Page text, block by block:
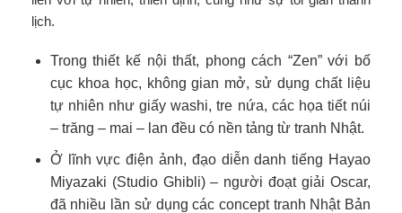
lịch.
Trong thiết kế nội thất, phong cách “Zen” với bố
cục khoa học, không gian mở, sử dụng chất liệu
tự nhiên như giấy washi, tre nứa, các họa tiết núi
– trăng – mai – lan đều có nền tảng từ tranh Nhật.
Ở lĩnh vực điện ảnh, đạo diễn danh tiếng Hayao
Miyazaki (Studio Ghibli) – người đoạt giải Oscar,
đã nhiều lần sử dụng các concept tranh Nhật Bản